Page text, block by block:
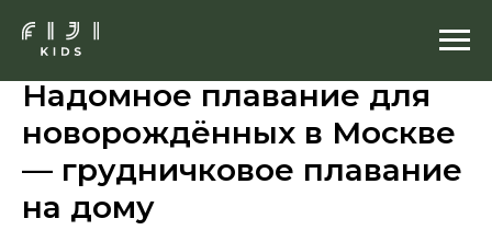
Надомное плавание для
новорождённых в Москве
— грудничковое плавание
на дому